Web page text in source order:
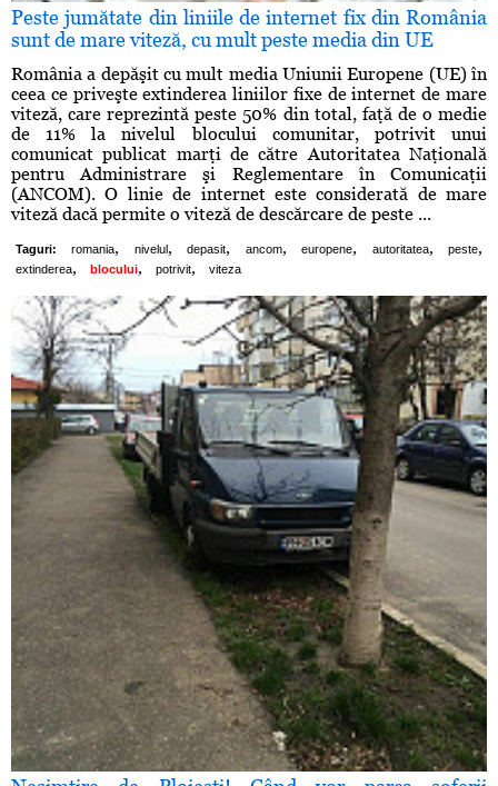
Peste jumătate din liniile de internet fix din România
sunt de mare viteză, cu mult peste media din UE
România a depăşit cu mult media Uniunii Europene (UE) în
ceea ce priveşte extinderea liniilor fixe de internet de mare
viteză, care reprezintă peste 50% din total, faţă de o medie
de 11% la nivelul blocului comunitar, potrivit unui
comunicat publicat marţi de către Autoritatea Naţională
pentru Administrare şi Reglementare în Comunicaţii
(ANCOM). O linie de internet este considerată de mare
viteză dacă permite o viteză de descărcare de peste ...
Taguri: romania, nivelul, depasit, ancom, europene, autoritatea, peste,
extinderea, blocului, potrivit, viteza